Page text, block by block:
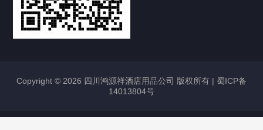
Copyright © 2026 四川鸿源祥酒店用品公司 版权所有 | 蜀ICP备
14013804号